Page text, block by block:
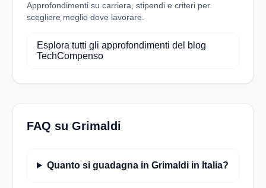
Approfondimenti su carriera, stipendi e criteri per
scegliere meglio dove lavorare.
Esplora tutti gli approfondimenti del blog
TechCompenso
FAQ su Grimaldi
Quanto si guadagna in Grimaldi in Italia?